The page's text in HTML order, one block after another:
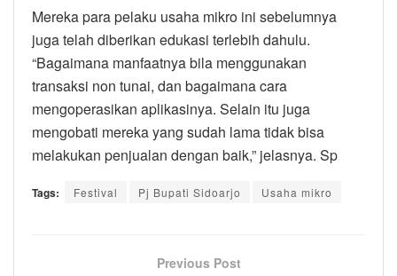
Mereka para pelaku usaha mikro ini sebelumnya
juga telah diberikan edukasi terlebih dahulu.
“Bagaimana manfaatnya bila menggunakan
transaksi non tunai, dan bagaimana cara
mengoperasikan aplikasinya. Selain itu juga
mengobati mereka yang sudah lama tidak bisa
melakukan penjualan dengan baik,” jelasnya. Sp
Tags: Festival Pj Bupati Sidoarjo Usaha mikro
Previous Post